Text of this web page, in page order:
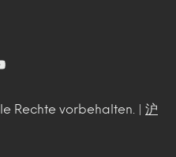
Rechte vorbehalten. | 沪